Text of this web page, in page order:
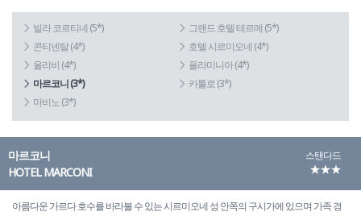
빌라 코르티네 (5*)
그랜드 호텔 테르메 (5*)
콘티넨탈 (4*)
호텔 시르미오네 (4*)
올리비 (4*)
플라미니아 (4*)
마르코니 (3*)
카툴로 (3*)
마비노 (3*)
마르코니
HOTEL MARCONI
스탠다드
★★★
아름다운 가르다 호수를 바라볼 수 있는 시르미오네 성 안쪽의 구시가에 있으며 가족 경